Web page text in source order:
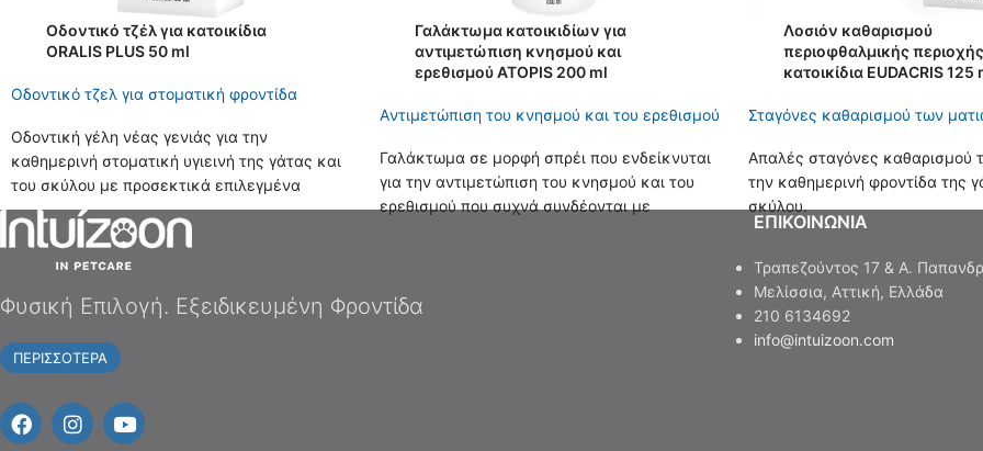
Οδοντικό τζέλ για κατοικίδια
ORALIS PLUS 50 ml
Οδοντικό τζελ για στοματική φροντίδα
Οδοντική γέλη νέας γενιάς για την
καθημερινή στοματική υγιεινή της γάτας και
του σκύλου με προσεκτικά επιλεγμένα
φυσικά δραστικά συστατικά και postbiotics.
Γαλάκτωμα κατοικιδίων για
αντιμετώπιση κνησμού και
ερεθισμού ATOPIS 200 ml
Aντιμετώπιση του κνησμού και του ερεθισμού
Γαλάκτωμα σε μορφή σπρέι που ενδείκνυται
για την αντιμετώπιση του κνησμού και του
ερεθισμού που συχνά συνδέονται με
Λοσιόν καθαρισμού
περιοφθαλμικής
κατοικίδια EUDACRIS 125
Σταγόνες καθαρισμού των
Απαλές σταγόνες καθαρισμού
την καθημερινή φροντίδα της
σκύλου.
Φυσική Επιλογή. Εξειδικευμένη Φροντίδα
ΠΕΡΙΣΣΟΤΕΡΑ
EΠΙΚΟΙΝΩΝΙΑ
Τραπεζούντος 17 & Α.
Μελίσσια, Αττική, Eλλάδα
210 6134692
info@intuizoon.com